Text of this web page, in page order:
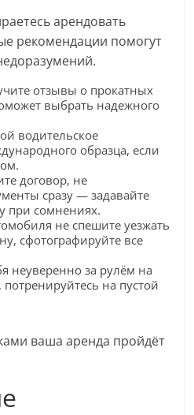
арендовать
рекомендации помогут
отзывы о прокатных
выбрать надежного
водительское
образца, если
договор, не
сразу — задавайте
при сомнениях.
не спешите уезжать
сфотографируйте все
неуверенно за рулём на
на пустой
ваша аренда пройдёт